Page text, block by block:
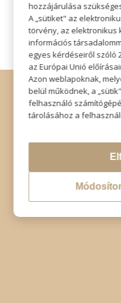
© Copyright - Szabó Imre Hair
Impresszum| Adatkezelési
hozzájárulása
A „sütiket" az
törvény, az elektronikus
információs
egyes kérdéseiről szóló
az Európai Unió
Azon weblapoknak,
belül működnek, a
felhasználó
tárolásához a